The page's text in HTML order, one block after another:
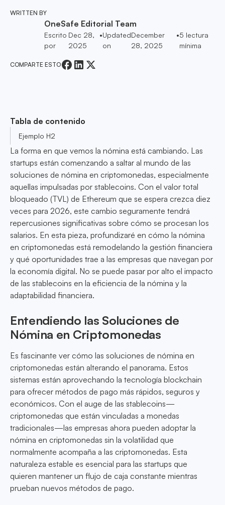
WRITTEN BY
OneSafe Editorial Team
Escrito
por
Dec 28,
2025
•Updated
on
December
28, 2025
•5 lectura
mínima
COMPARTE ESTO
Tabla de contenido
Ejemplo H2
La forma en que vemos la nómina está cambiando. Las
startups están comenzando a saltar al mundo de las
soluciones de nómina en criptomonedas, especialmente
aquellas impulsadas por stablecoins. Con el valor total
bloqueado (TVL) de Ethereum que se espera crezca diez
veces para 2026, este cambio seguramente tendrá
repercusiones significativas sobre cómo se procesan los
salarios. En esta pieza, profundizaré en cómo la nómina
en criptomonedas está remodelando la gestión financiera
y qué oportunidades trae a las empresas que navegan por
la economía digital. No se puede pasar por alto el impacto
de las stablecoins en la eficiencia de la nómina y la
adaptabilidad financiera.
Entendiendo las Soluciones de
Nómina en Criptomonedas
Es fascinante ver cómo las soluciones de nómina en
criptomonedas están alterando el panorama. Estos
sistemas están aprovechando la tecnología blockchain
para ofrecer métodos de pago más rápidos, seguros y
económicos. Con el auge de las stablecoins—
criptomonedas que están vinculadas a monedas
tradicionales—las empresas ahora pueden adoptar la
nómina en criptomonedas sin la volatilidad que
normalmente acompaña a las criptomonedas. Esta
naturaleza estable es esencial para las startups que
quieren mantener un flujo de caja constante mientras
prueban nuevos métodos de pago.